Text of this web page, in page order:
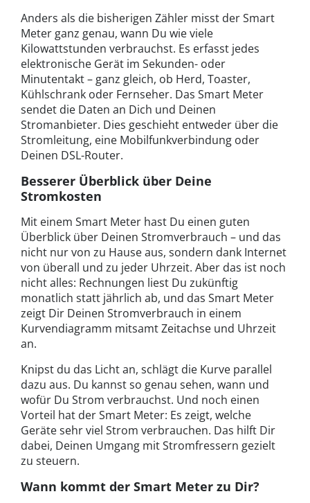
Anders als die bisherigen Zähler misst der Smart
Meter ganz genau, wann Du wie viele
Kilowattstunden verbrauchst. Es erfasst jedes
elektronische Gerät im Sekunden- oder
Minutentakt – ganz gleich, ob Herd, Toaster,
Kühlschrank oder Fernseher. Das Smart Meter
sendet die Daten an Dich und Deinen
Stromanbieter. Dies geschieht entweder über die
Stromleitung, eine Mobilfunkverbindung oder
Deinen DSL-Router.
Besserer Überblick über Deine
Stromkosten
Mit einem Smart Meter hast Du einen guten
Überblick über Deinen Stromverbrauch – und das
nicht nur von zu Hause aus, sondern dank Internet
von überall und zu jeder Uhrzeit. Aber das ist noch
nicht alles: Rechnungen liest Du zukünftig
monatlich statt jährlich ab, und das Smart Meter
zeigt Dir Deinen Stromverbrauch in einem
Kurvendiagramm mitsamt Zeitachse und Uhrzeit
an.
Knipst du das Licht an, schlägt die Kurve parallel
dazu aus. Du kannst so genau sehen, wann und
wofür Du Strom verbrauchst. Und noch einen
Vorteil hat der Smart Meter: Es zeigt, welche
Geräte sehr viel Strom verbrauchen. Das hilft Dir
dabei, Deinen Umgang mit Stromfressern gezielt
zu steuern.
Wann kommt der Smart Meter zu Dir?